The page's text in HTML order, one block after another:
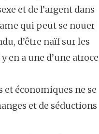
et de l’argent dans
qui peut se nouer
d’être naïf sur les
a une d’une atroce
et économiques ne se
et de séductions